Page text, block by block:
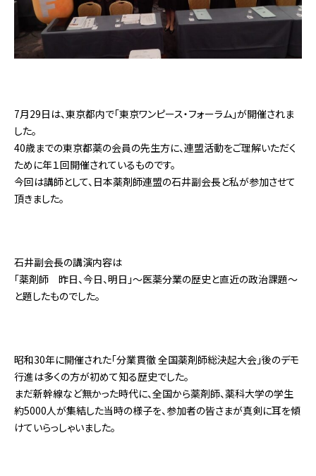
7月29日は、東京都内で「東京ワンピース・フォーラム」が開催されま
した。
40歳までの東京都薬の会員の先生方に、連盟活動をご理解いただく
ために年１回開催されているものです。
今回は講師として、日本薬剤師連盟の石井副会長と私が参加させて
頂きました。
石井副会長の講演内容は
「薬剤師 昨日、今日、明日」～医薬分業の歴史と直近の政治課題～
と題したものでした。
昭和30年に開催された「分業貫徹 全国薬剤師総決起大会」後のデモ
行進は多くの方が初めて知る歴史でした。
まだ新幹線など無かった時代に、全国から薬剤師、薬科大学の学生
約5000人が集結した当時の様子を、参加者の皆さまが真剣に耳を傾
けていらっしゃいました。